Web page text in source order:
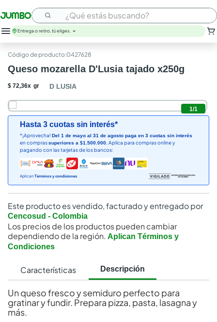
¿Qué estás buscando?
Entrega o retiro, tú eliges.
:0427628
Queso mozarella D'Lusia tajado x250g
$ 72,36x gr D LUSIA
1/1
Hasta 3 cuotas sin interés*
*¡Aprovecha! Del 1 de mayo al 31 de agosto paga en 3 cuotas sin interés
en comprassuperiores a $1.500.000. Aplica para compras online y
pagando con las tarjetas de los bancos:
Aplican Términos y condiciones
Este producto es vendido, facturado y entregado por
Cencosud - Colombia
Los precios de los productos pueden cambiar
dependiendo de la región. Aplican Términos y
Condiciones
Características Descripción
Un queso fresco y semiduro perfecto para
gratinar y fundir. Prepara pizza, pasta, lasagna y
más.